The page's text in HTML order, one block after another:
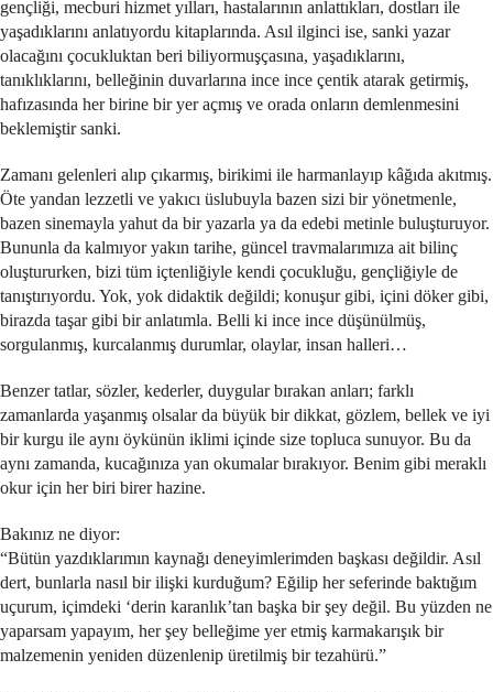
gençliği, mecburi hizmet yılları, hastalarının anlattıkları, dostları ile
yaşadıklarını anlatıyordu kitaplarında. Asıl ilginci ise, sanki yazar
olacağını çocukluktan beri biliyormuşçasına, yaşadıklarını,
tanıklıklarını, belleğinin duvarlarına ince ince çentik atarak getirmiş,
hafızasında her birine bir yer açmış ve orada onların demlenmesini
beklemiştir sanki.
Zamanı gelenleri alıp çıkarmış, birikimi ile harmanlayıp kâğıda akıtmış.
Öte yandan lezzetli ve yakıcı üslubuyla bazen sizi bir yönetmenle,
bazen sinemayla yahut da bir yazarla ya da edebi metinle buluşturuyor.
Bununla da kalmıyor yakın tarihe, güncel travmalarımıza ait bilinç
oluştururken, bizi tüm içtenliğiyle kendi çocukluğu, gençliğiyle de
tanıştırıyordu. Yok, yok didaktik değildi; konuşur gibi, içini döker gibi,
birazda taşar gibi bir anlatımla. Belli ki ince ince düşünülmüş,
sorgulanmış, kurcalanmış durumlar, olaylar, insan halleri…
Benzer tatlar, sözler, kederler, duygular bırakan anları; farklı
zamanlarda yaşanmış olsalar da büyük bir dikkat, gözlem, bellek ve iyi
bir kurgu ile aynı öykünün iklimi içinde size topluca sunuyor. Bu da
aynı zamanda, kucağınıza yan okumalar bırakıyor. Benim gibi meraklı
okur için her biri birer hazine.
Bakınız ne diyor:
“Bütün yazdıklarımın kaynağı deneyimlerimden başkası değildir. Asıl
dert, bunlarla nasıl bir ilişki kurduğum? Eğilip her seferinde baktığım
uçurum, içimdeki ‘derin karanlık’tan başka bir şey değil. Bu yüzden ne
yaparsam yapayım, her şey belleğime yer etmiş karmakarışık bir
malzemenin yeniden düzenlenip üretilmiş bir tezahürü.”